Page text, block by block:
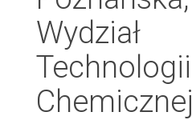
Wydział
Technologii
Chemicznej